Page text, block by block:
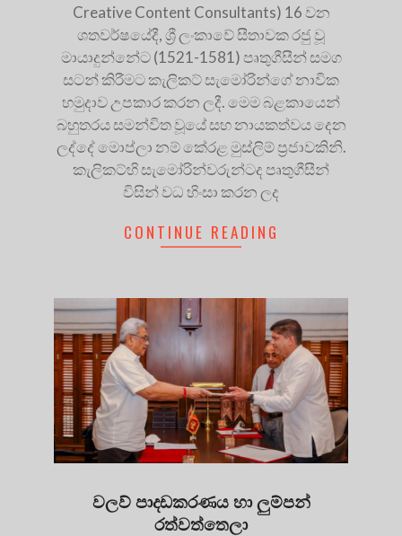
Creative Content Consultants) 16 වන
ශතවර්ෂයේදී, ශ්‍රී ලංකාවේ සීතාවක රජු වූ
මායාදුන්නේට (1521-1581) පෘතුගීසීන් සමග
සටන් කිරීමට කැලිකට් සැමෝරින්ගේ නාවික
හමුදාව උපකාර කරන ලදී. මෙම බළකායෙන්
බහුතරය සමන්විත වූයේ සහ නායකත්වය දෙන
ලද්දේ මොප්ලා නම් කේරළ මුස්ලිම් ප්‍රජාවකිනි.
කැලිකට්හි සැමෝරින්වරුන්ටද පෘතුගීසීන්
විසින් වධ හිංසා කරන ලද
CONTINUE READING
වලව් පාදඩකරණය හා ලුම්පන්
රත්වත්තෙලා